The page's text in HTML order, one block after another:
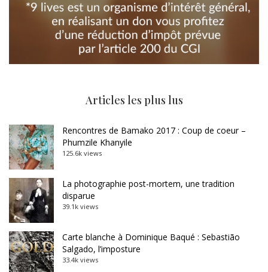
Articles les plus lus
Rencontres de Bamako 2017 : Coup de coeur –
Phumzile Khanyile
125.6k views
La photographie post-mortem, une tradition
disparue
39.1k views
Carte blanche à Dominique Baqué : Sebastião
Salgado, l’imposture
33.4k views